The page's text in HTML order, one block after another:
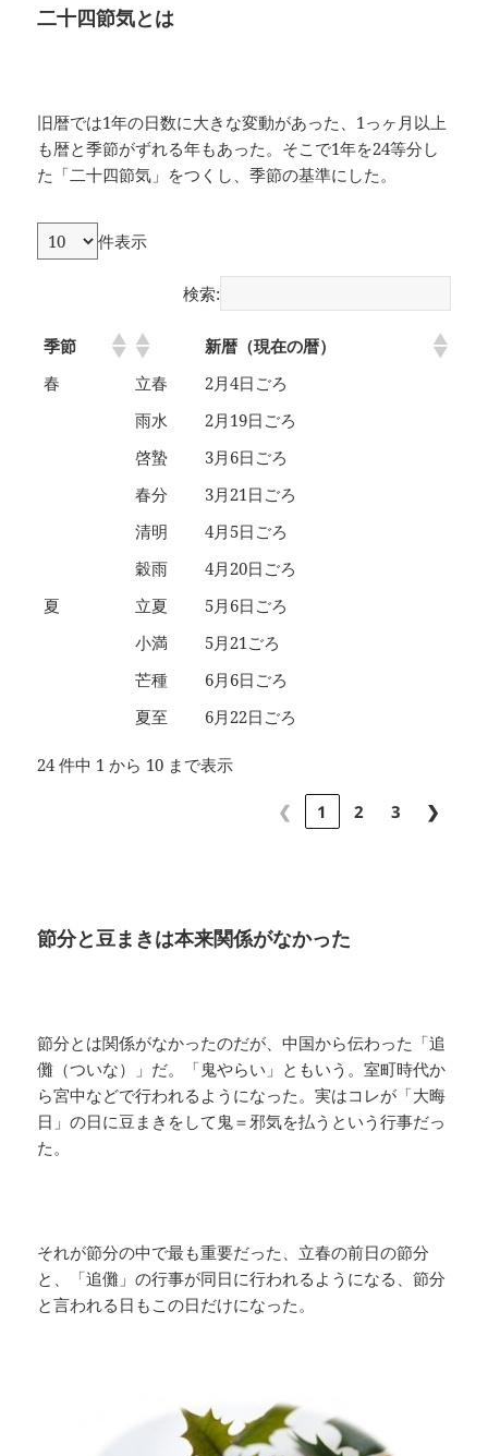
二十四節気とは
旧暦では1年の日数に大きな変動があった、1っヶ月以上
も暦と季節がずれる年もあった。そこで1年を24等分し
た「二十四節気」をつくし、季節の基準にした。
件表示
検索:
季節
新暦（現在の暦）
春
立春
2月4日ごろ
雨水
2月19日ごろ
啓蟄
3月6日ごろ
春分
3月21日ごろ
清明
4月5日ごろ
穀雨
4月20日ごろ
夏
立夏
5月6日ごろ
小満
5月21ごろ
芒種
6月6日ごろ
夏至
6月22日ごろ
24 件中 1 から 10 まで表示
❮ 1 2 3 ❯
節分と豆まきは本来関係がなかった
節分とは関係がなかったのだが、中国から伝わった「追
儺（ついな）」だ。「鬼やらい」ともいう。室町時代か
ら宮中などで行われるようになった。実はコレが「大晦
日」の日に豆まきをして鬼＝邪気を払うという行事だっ
た。
それが節分の中で最も重要だった、立春の前日の節分
と、「追儺」の行事が同日に行われるようになる、節分
と言われる日もこの日だけになった。